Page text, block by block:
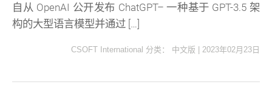
自从 OpenAI 公开发布 ChatGPT– 一种基于 GPT-3.5 架
构的大型语言模型并通过 […]
CSOFT International 分类： 中文版 2023年02月23日